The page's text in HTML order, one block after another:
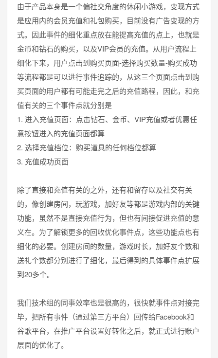
由于产品本身是一个偏社交角度的休闲小游戏，变现方式
是应用内的会员充值和礼包购买，目前没有广告变现的方
式。因此事件的细化重点放在能提高充值的点上，也就是
金币和钻石的购买，以及VIP会员的充值。从用户流程上
细化下来，用户点击到购买页面-选择购买数量-购买成功
等流程都是可以进行事件追踪的，从这三个页面点击到购
买页面的用户都有可能走完之后的充值路程，因此，和充
值有关的三个事件点就分别是
1. 进入充值页面：点击钻石、金币、VIP充值或者优惠任
意按钮进入的充值页面都算
2. 选择充值档位：购买道具的任何档位都算
3. 充值成功页面
除了直接和充值有关的之外，还有和留存以及社交有关
的，像创建房间，玩游戏，加好友等都是游戏内部的关键
功能，虽然不是直接充值行为，但也有间接促进充值的意
义在。为了解锁更多的回收优化事件点，这些功能点也有
细化的必要。创建房间的数量，游戏时长，加好友个数和
送礼个数都分别进行了细化，最后得到的具体事件点扩展
到20多个。
我们技术组的同事效率也是很高的，很快就事件点对接完
毕，把所有事件（通过第三方平台）回传给Facebook和
谷歌平台，在推广平台设置好转化之后，就正式进行账户
层面的优化了。